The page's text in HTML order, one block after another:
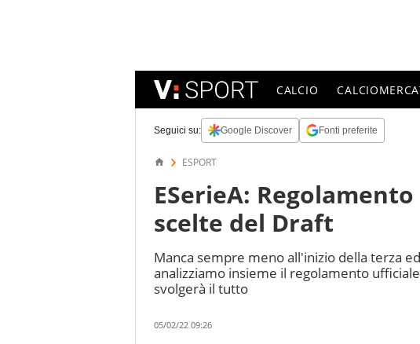
CALCIO
Seguici su: Google Discover Fonti preferite
ESPORT
ESerieA:
scelte del Draft
Manca sempre meno all'inizio della terza
analizziamo insieme il regolamento
svolgerà il tutto
05/02/22 09:26